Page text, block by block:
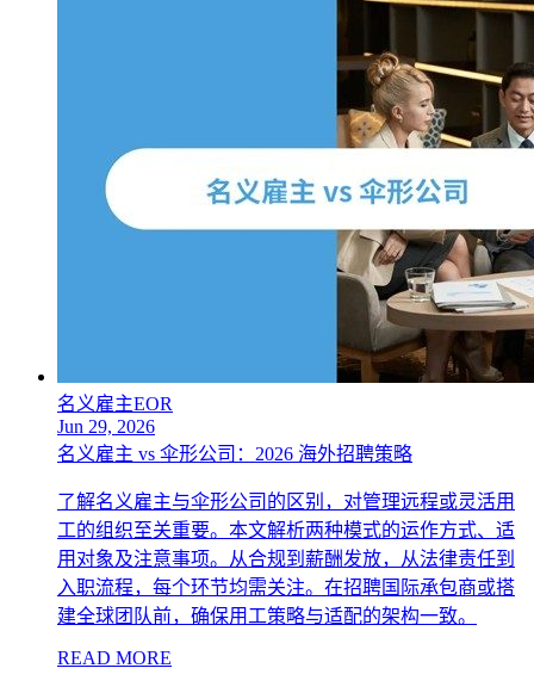
名义雇主EOR
Jun 29, 2026
名义雇主 vs 伞形公司：2026 海外招聘策略
了解名义雇主与伞形公司的区别，对管理远程或灵活用
工的组织至关重要。本文解析两种模式的运作方式、适
用对象及注意事项。从合规到薪酬发放，从法律责任到
入职流程，每个环节均需关注。在招聘国际承包商或搭
建全球团队前，确保用工策略与适配的架构一致。
READ MORE